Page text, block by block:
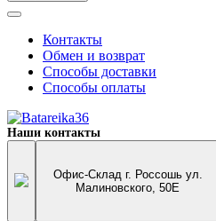
Контакты
Обмен и возврат
Способы доставки
Способы оплаты
Наши контакты
Офис-Склад г. Россошь ул.
Малиновского, 50Е